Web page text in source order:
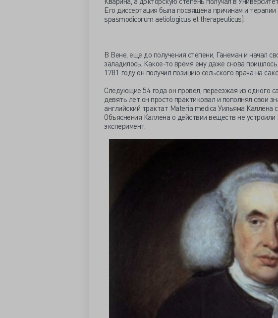
Его диссертация была посвящена причинам и
spasmodicorum aetiologicus et therapeuticus).
В Вене, еще до получения степени, Ганеман и начал
заладилось. Какое-то время ему даже снова
1781 году он получил позицию сельского врача на
Следующие 54 года он провел, переезжая из одного
девять лет он просто практиковал и пополнял свои
английский трактат Materia medica Уильяма Каллена
Объяснения Каллена о действии веществ не
эксперимент.